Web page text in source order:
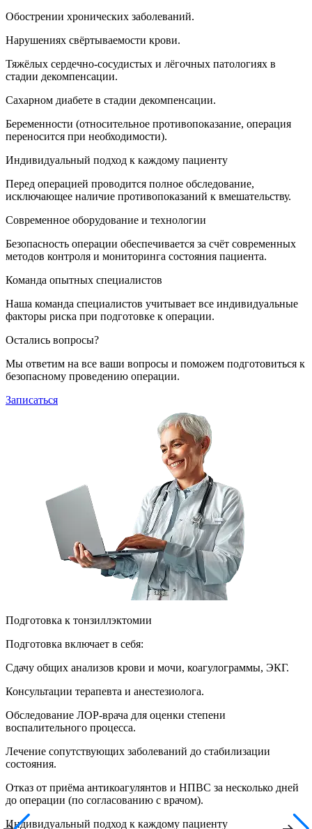
Обострении хронических заболеваний.
Нарушениях свёртываемости крови.
Тяжёлых сердечно-сосудистых и лёгочных патологиях в
стадии декомпенсации.
Сахарном диабете в стадии декомпенсации.
Беременности (относительное противопоказание, операция
переносится при необходимости).
Индивидуальный подход к каждому пациенту
Перед операцией проводится полное обследование,
исключающее наличие противопоказаний к вмешательству.
Современное оборудование и технологии
Безопасность операции обеспечивается за счёт современных
методов контроля и мониторинга состояния пациента.
Команда опытных специалистов
Наша команда специалистов учитывает все индивидуальные
факторы риска при подготовке к операции.
Остались вопросы?
Мы ответим на все ваши вопросы и поможем подготовиться к
безопасному проведению операции.
Записаться
Подготовка к тонзиллэктомии
Подготовка включает в себя:
Сдачу общих анализов крови и мочи, коагулограммы, ЭКГ.
Консультации терапевта и анестезиолога.
Обследование ЛОР-врача для оценки степени
воспалительного процесса.
Лечение сопутствующих заболеваний до стабилизации
состояния.
Отказ от приёма антикоагулянтов и НПВС за несколько дней
до операции (по согласованию с врачом).
Индивидуальный подход к каждому пациенту